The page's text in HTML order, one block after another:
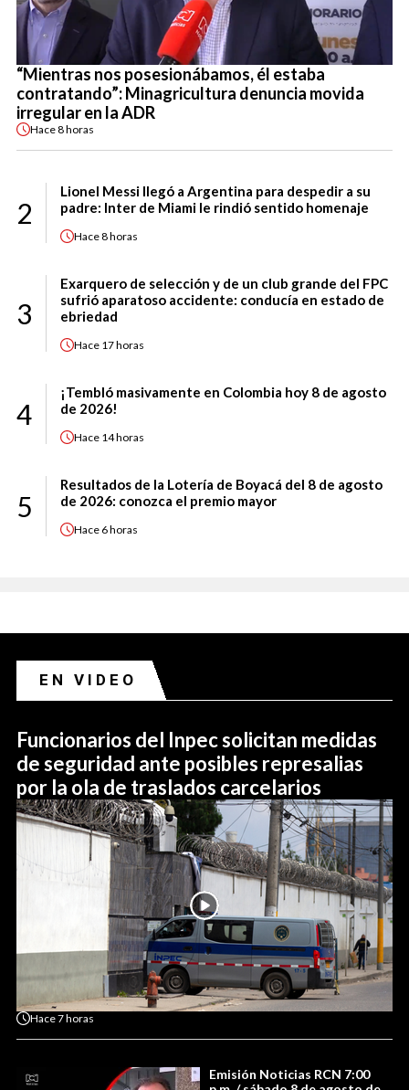
“Mientras nos posesionábamos, él estaba
contratando”: Minagricultura denuncia movida
irregular en la ADR
Hace8 horas
2
Lionel Messi llegó a Argentina para despedir a su
padre: Inter de Miami le rindió sentido homenaje
Hace8 horas
3
Exarquero de selección y de un club grande del FPC
sufrió aparatoso accidente: conducía en estado de
ebriedad
Hace 17 horas
4
¡Tembló masivamente en Colombia hoy 8 de agosto
de 2026!
Hace 14 horas
5
Resultados de la Lotería de Boyacá del 8 de agosto
de 2026: conozca el premio mayor
Hace 6 horas
EN VIDEO
Funcionarios del Inpec solicitan medidas
de seguridad ante posibles represalias
por la ola de traslados carcelarios
Hace7 horas
Emisión Noticias RCN 7:00